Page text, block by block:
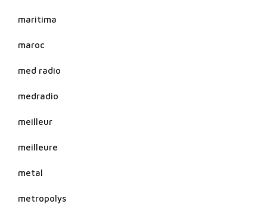
maritima
maroc
med radio
medradio
meilleur
meilleure
metal
metropolys